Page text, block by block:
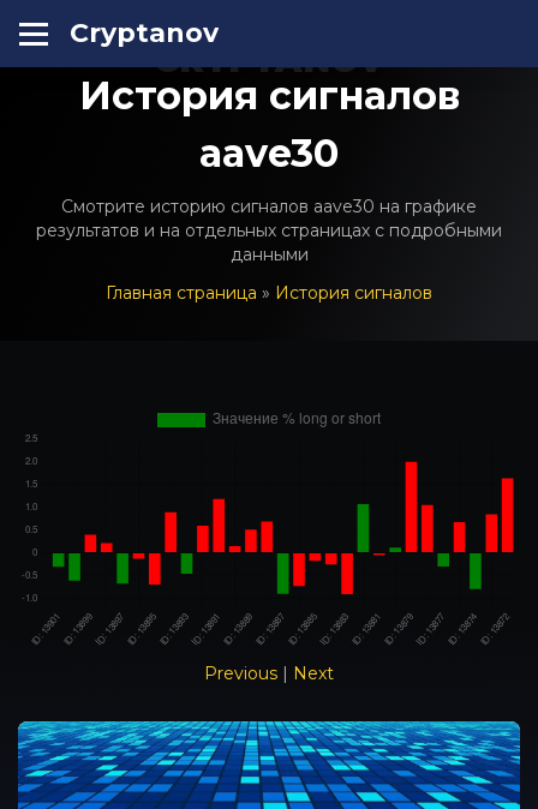
Cryptanov
CRYPTANOV
История сигналов
aave30
Смотрите историю сигналов aave30 на графике
результатов и на отдельных страницах с подробными
данными
Главная страница » История сигналов
Previous | Next